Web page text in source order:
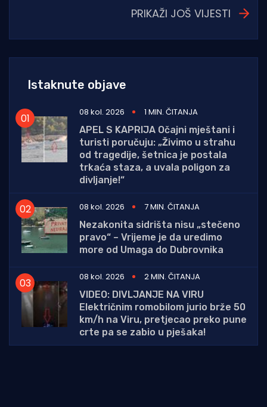
PRIKAŽI JOŠ VIJESTI
Istaknute objave
08 kol. 2026
1 MIN. ČITANJA
APEL S KAPRIJA Očajni mještani i
turisti poručuju: „Živimo u strahu
od tragedije, šetnica je postala
trkaća staza, a uvala poligon za
divljanje!“
08 kol. 2026
7 MIN. ČITANJA
Nezakonita sidrišta nisu „stečeno
pravo“ – Vrijeme je da uredimo
more od Umaga do Dubrovnika
08 kol. 2026
2 MIN. ČITANJA
VIDEO: DIVLJANJE NA VIRU
Električnim romobilom jurio brže 50
km/h na Viru, pretjecao preko pune
crte pa se zabio u pješaka!